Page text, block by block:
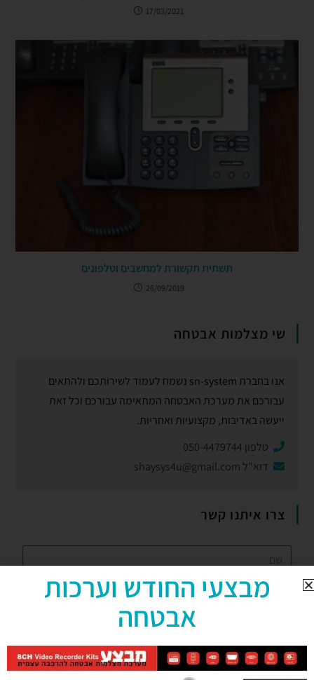
17/03/2021
תשתית תקשורת למחשבים וטלפונים
26/09/2019
שי מצלמות אבטחה
אנו בחברת sn-system נשמח לעמוד לשירותכם ולהתאים
עבורכם את מערכת האבטחה המתאימה עבורכם וכל זאת
ייעשה באדיבות, מקצועיות ואחריות.
טלפון 050-4479744
דוא"ל shaysys4u@gmail.com
צרו איתנו קשר
מבצעי החודש וערכות
אבטחה